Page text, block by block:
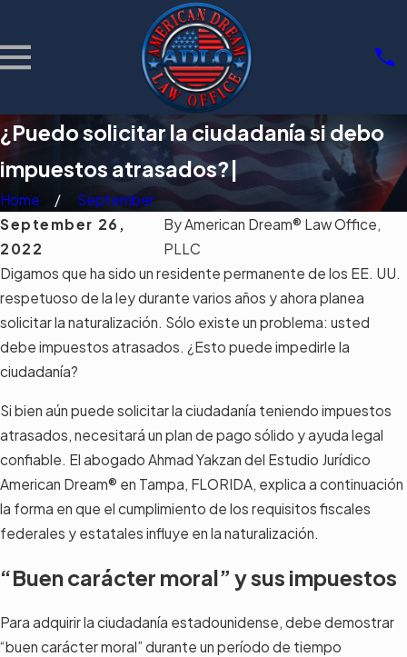
¿Puedo solicitar la ciudadanía si debo
impuestos atrasados?|
Home
September
September 26,
2022
ByAmerican Dream® Law Office,
PLLC
Digamos que ha sido un residente permanente de los EE. UU.
respetuoso de la ley durante varios años y ahora planea
solicitar la naturalización. Sólo existe un problema: usted
debe impuestos atrasados. ¿Esto puede impedirle la
ciudadanía?
Si bien aún puede solicitar la ciudadanía teniendo impuestos
atrasados, necesitará un plan de pago sólido y ayuda legal
confiable. El abogado Ahmad Yakzan del Estudio Jurídico
American Dream® en Tampa, FLORIDA, explica a continuación
la forma en que el cumplimiento de los requisitos fiscales
federales y estatales influye en la naturalización.
“Buen carácter moral” y sus impuestos
Para adquirir la ciudadanía estadounidense, debe demostrar
“buen carácter moral” durante un período de tiempo